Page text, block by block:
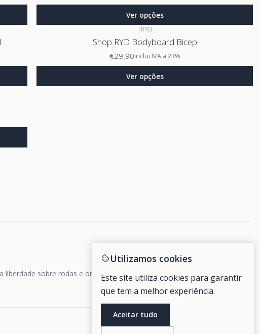
Ver opções
| RYD
Shop RYD Bodyboard Bicep
€29,90Inclui IVA a 23%
Ver opções
sobre rodas e ondas.
Utilizamos cookies
Este site utiliza cookies para garantir
que tem a melhor experiência.
Aceitar tudo